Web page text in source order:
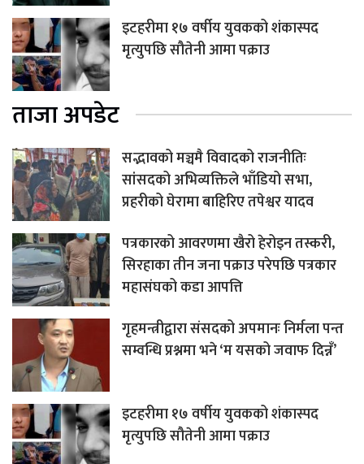
इटहरीमा १७ वर्षीय युवकको शंकास्पद
मृत्युपछि सौतेनी आमा पक्राउ
ताजा अपडेट
सद्भावको मञ्चमै विवादको राजनीतिः
सांसदको अभिव्यक्तिले भाँडियो सभा,
प्रहरीको घेरामा बाहिरिए तपेश्वर यादव
पत्रकारको आवरणमा खैरो हेरोइन तस्करी,
सिरहाका तीन जना पक्राउ परेपछि पत्रकार
महासंघको कडा आपत्ति
गृहमन्त्रीद्वारा संसदको अपमानः निर्मला पन्त
सम्वन्धि प्रश्नमा भने ‘म यसको जवाफ दिन्नँ’
इटहरीमा १७ वर्षीय युवकको शंकास्पद
मृत्युपछि सौतेनी आमा पक्राउ